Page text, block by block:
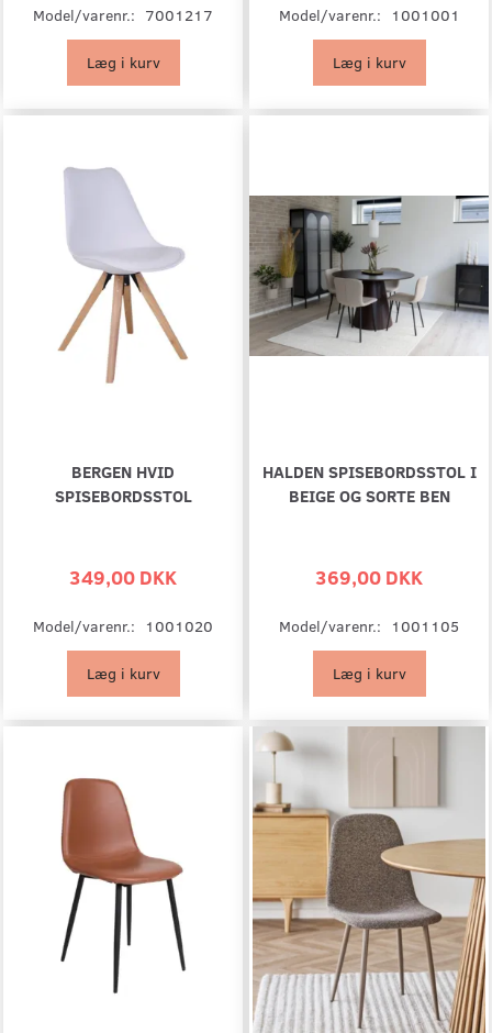
Model/varenr.: 7001217
Læg i kurv
Model/varenr.: 1001001
Læg i kurv
BERGEN HVID
SPISEBORDSSTOL
349,00 DKK
Model/varenr.: 1001020
Læg i kurv
HALDEN SPISEBORDSSTOL I
BEIGE OG SORTE BEN
369,00 DKK
Model/varenr.: 1001105
Læg i kurv